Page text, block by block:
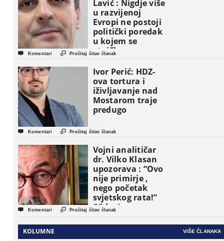
Lavić : Nigdje više
u razvijenoj
Evropi ne postoji
politički poredak
u kojem se
etničke grupe
pojavljuju kao
osnovne
političke jedinice
 Komentari  Pročitaj čitav članak
Ivor Perić: HDZ-
ova tortura i
iživljavanje nad
Mostarom traje
predugo
 Komentari  Pročitaj čitav članak
Vojni analitičar
dr. Vilko Klasan
upozorava : “Ovo
nije primirje ,
nego početak
svjetskog rata!”
(Video)
 Komentari  Pročitaj čitav članak
KOLUMNE VIŠE ČLANAKA